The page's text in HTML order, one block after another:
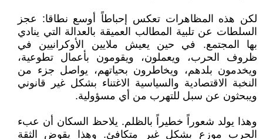
لكن هذه المظاهرات تعكس إحباطاً أوسع نطاقا: عجز
السلطات عن تلبية المطالب العميقة بالعدالة التي ينادي
بها المجتمع. في حين يعيش ملايين الأوكرانيين في
ظروف الحرب، ويعملون، ويقومون بأعمال تطوعية،
ويخدمون بلدهم، ويخاطرون بحياتهم، يواصل جزء من
النخبة الاقتصادية والسياسية الاغتناء بشكل غير قانوني
ويبحثون عن سبل للتهرب من أي مسؤولية.
وهذا يولد شعوراً خطيراً بالظلم. يلاحظ السكان أن عبء
الحرب موزع بشكل غير متكافئ. وهذا يقوض الثقة